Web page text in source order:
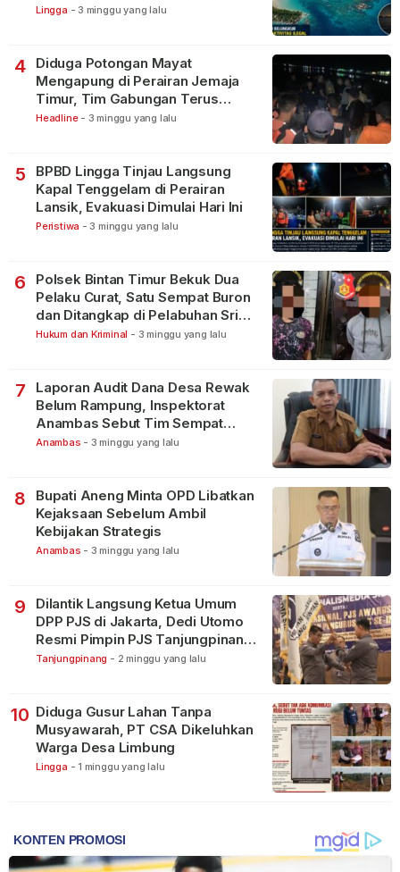
Lingga - 3 minggu yang lalu
4
Diduga Potongan Mayat
Mengapung di Perairan Jemaja
Timur, Tim Gabungan Terus
Lakukan Pencarian
Headline - 3 minggu yang lalu
5
BPBD Lingga Tinjau Langsung
Kapal Tenggelam di Perairan
Lansik, Evakuasi Dimulai Hari Ini
Peristiwa - 3 minggu yang lalu
6
Polsek Bintan Timur Bekuk Dua
Pelaku Curat, Satu Sempat Buron
dan Ditangkap di Pelabuhan Sri
Bintan Pura
Hukum dan Kriminal - 3 minggu yang lalu
7
Laporan Audit Dana Desa Rewak
Belum Rampung, Inspektorat
Anambas Sebut Tim Sempat
Terbagi Tangani Kasus Lain
Anambas - 3 minggu yang lalu
8
Bupati Aneng Minta OPD Libatkan
Kejaksaan Sebelum Ambil
Kebijakan Strategis
Anambas - 3 minggu yang lalu
9
Dilantik Langsung Ketua Umum
DPP PJS di Jakarta, Dedi Utomo
Resmi Pimpin PJS Tanjungpinang-
Bintan
Tanjungpinang - 2 minggu yang lalu
10 Diduga Gusur Lahan Tanpa
Musyawarah, PT CSA Dikeluhkan
Warga Desa Limbung
Lingga - 1 minggu yang lalu